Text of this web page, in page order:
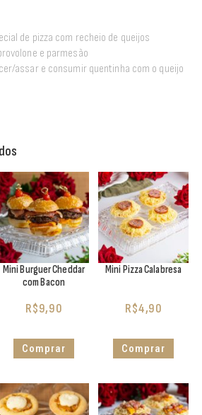
de pizza com recheio de queijos
e parmesão
assar e consumir quentinha com o queijo
Mini Burguer Cheddar
com Bacon
R$9,90
Comprar
Mini Pizza Calabresa
R$4,90
Comprar